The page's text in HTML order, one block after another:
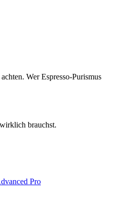
Wer Espresso-Purismus
brauchst.
Pro